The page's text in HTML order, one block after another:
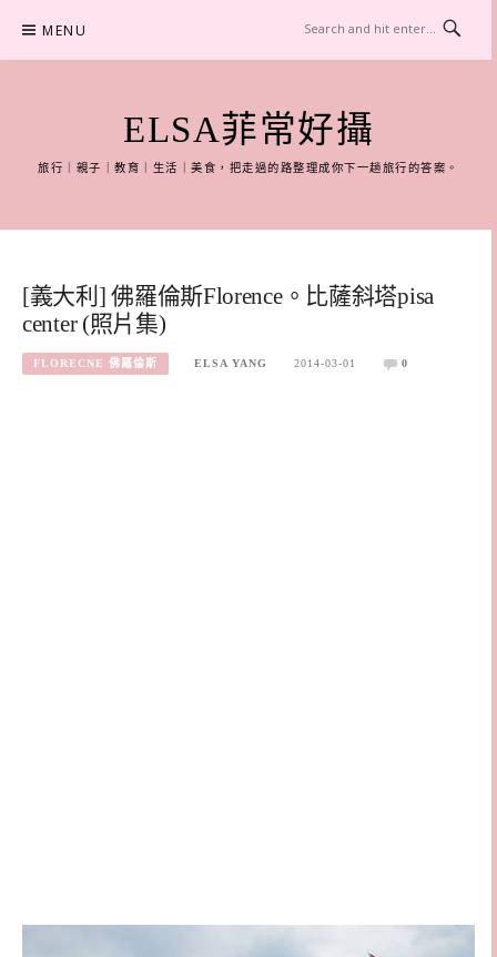
content
MENU
ELSA菲常好攝
旅行｜親子｜教育｜生活｜美食，把走過的路整理成你下一趟旅行的答案。
[義大利] 佛羅倫斯Florence。比薩斜塔pisa
center (照片集)
FLORECNE 佛羅倫斯 ELSA YANG 2014-03-01 0